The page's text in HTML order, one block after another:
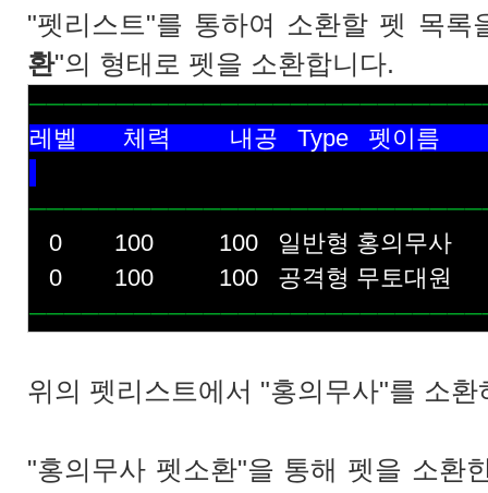
"펫리스트"를 통하여 소환할 펫 목록
환"의 형태로 펫을 소환합니다.
레벨 체력 내공
0 100 100 일반형 홍의무사
0 100 100 공격형 무토대원
위의 펫리스트에서 "홍의무사"를 소
"홍의무사 펫소환"을 통해 펫을 소환